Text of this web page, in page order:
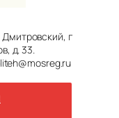
Дмитровский, г
д. 33.